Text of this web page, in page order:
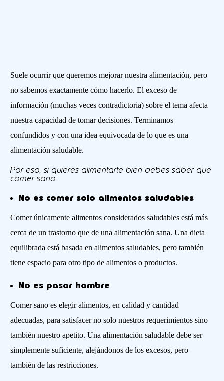
Suele ocurrir que queremos mejorar nuestra alimentación, pero
no sabemos exactamente cómo hacerlo. El exceso de
información (muchas veces contradictoria) sobre el tema afecta
nuestra capacidad de tomar decisiones. Terminamos
confundidos y con una idea equivocada de lo que es una
alimentación saludable.
Por eso, si quieres alimentarte bien debes saber que
comer sano:
No es comer solo alimentos saludables
Comer únicamente alimentos considerados saludables está más
cerca de un trastorno que de una alimentación sana. Una dieta
equilibrada está basada en alimentos saludables, pero también
tiene espacio para otro tipo de alimentos o productos.
No es pasar hambre
Comer sano es elegir alimentos, en calidad y cantidad
adecuadas, para satisfacer no solo nuestros requerimientos sino
también nuestro apetito. Una alimentación saludable debe ser
simplemente suficiente, alejándonos de los excesos, pero
también de las restricciones.